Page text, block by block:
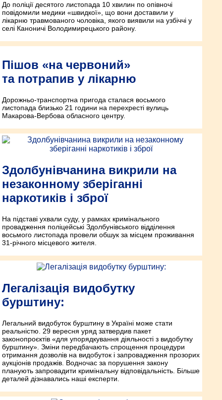
До поліції десятого листопада 10 хвилин по опівночі
повідомили медики «швидкої», що вони доставили у
лікарню травмованого чоловіка, якого виявили на узбіччі у
селі Каноничі Володимирецького району.
Пішов «на червоний»
та потрапив у лікарню
Дорожньо-транспортна пригода сталася восьмого
листопада близько 21 години на перехресті вулиць
Макарова-Вербова обласного центру.
Здолбунівчанина викрили на
незаконному зберіганні
наркотиків і зброї
На підставі ухвали суду, у рамках кримінального
провадження поліцейські Здолбунівського відділення
восьмого листопада провели обшук за місцем проживання
31-річного місцевого жителя.
Легалізація видобутку
бурштину:
Легальний видобуток бурштину в Україні може стати
реальністю. 29 вересня уряд затвердив пакет
законопроєктів «для упорядкування діяльності з видобутку
бурштину». Зміни передбачають спрощення процедури
отримання дозволів на видобуток і запровадження прозорих
аукціонів продажів. Водночас за порушення закону
планують запровадити кримінальну відповідальність. Більше
деталей дізнавались наші експерти.